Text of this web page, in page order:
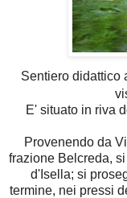
Sentiero didattico
E' situato in riva
Provenendo da
frazione Belcreda,
d'Isella; si
termine, nei pressi